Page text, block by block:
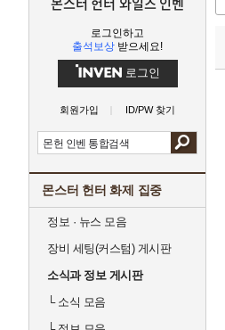
로그인하고
출석보상 받으세요!
로그인
회원가입 ID/PW 찾기
몬스터 헌터 화제 집중
정보 · 뉴스 모음
장비 세팅(커스텀) 게시판
소식과 정보 게시판
└소식 모음